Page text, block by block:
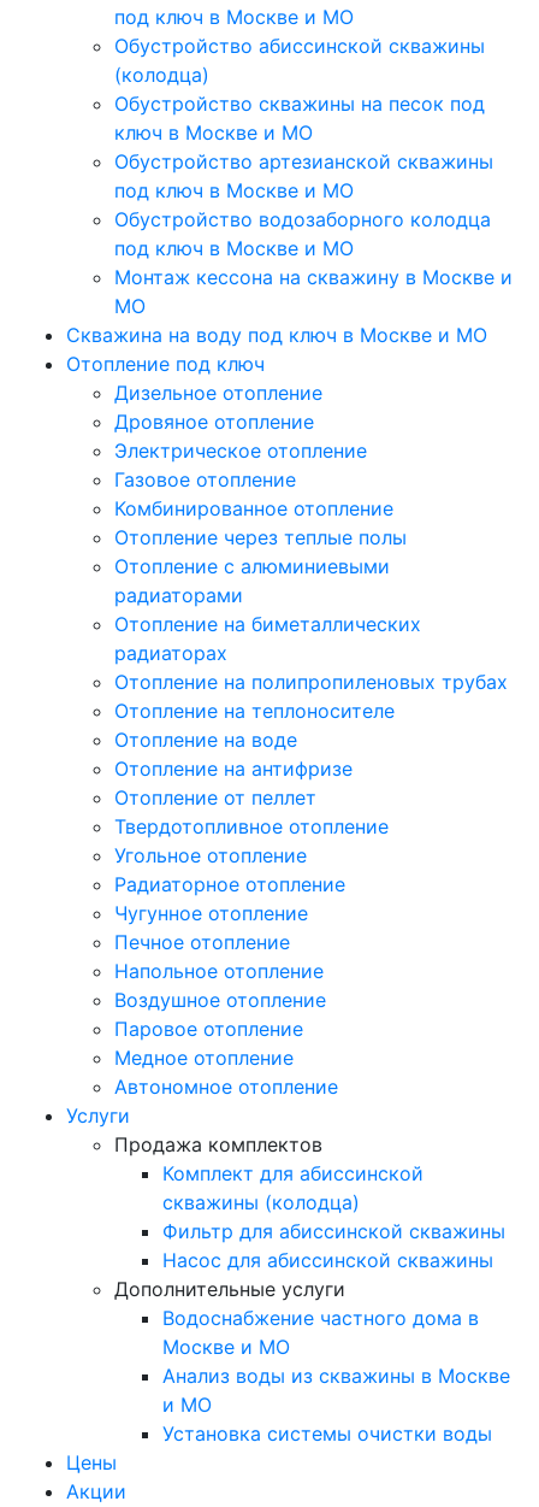
под ключ в Москве и МО
Обустройство абиссинской скважины
(колодца)
Обустройство скважины на песок под
ключ в Москве и МО
Обустройство артезианской скважины
под ключ в Москве и МО
Обустройство водозаборного колодца
под ключ в Москве и МО
Монтаж кессона на скважину в Москве и
МО
Скважина на воду под ключ в Москве и МО
Отопление под ключ
Дизельное отопление
Дровяное отопление
Электрическое отопление
Газовое отопление
Комбинированное отопление
Отопление через теплые полы
Отопление с алюминиевыми
радиаторами
Отопление на биметаллических
радиаторах
Отопление на полипропиленовых трубах
Отопление на теплоносителе
Отопление на воде
Отопление на антифризе
Отопление от пеллет
Твердотопливное отопление
Угольное отопление
Радиаторное отопление
Чугунное отопление
Печное отопление
Напольное отопление
Воздушное отопление
Паровое отопление
Медное отопление
Автономное отопление
Услуги
Продажа комплектов
Комплект для абиссинской
скважины (колодца)
Фильтр для абиссинской скважины
Насос для абиссинской скважины
Дополнительные услуги
Водоснабжение частного дома в
Москве и МО
Анализ воды из скважины в Москве
и МО
Установка системы очистки воды
Цены
Акции